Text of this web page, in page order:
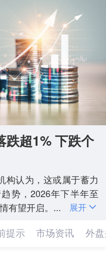
跌超1% 下跌个
构认为，这或属于蓄力
势，2026年下半年至
有望开启。...
展开
提示 市场资讯 外